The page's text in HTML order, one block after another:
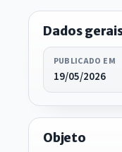
Dados
PUBLICADO EM
19/05/2026
Objeto